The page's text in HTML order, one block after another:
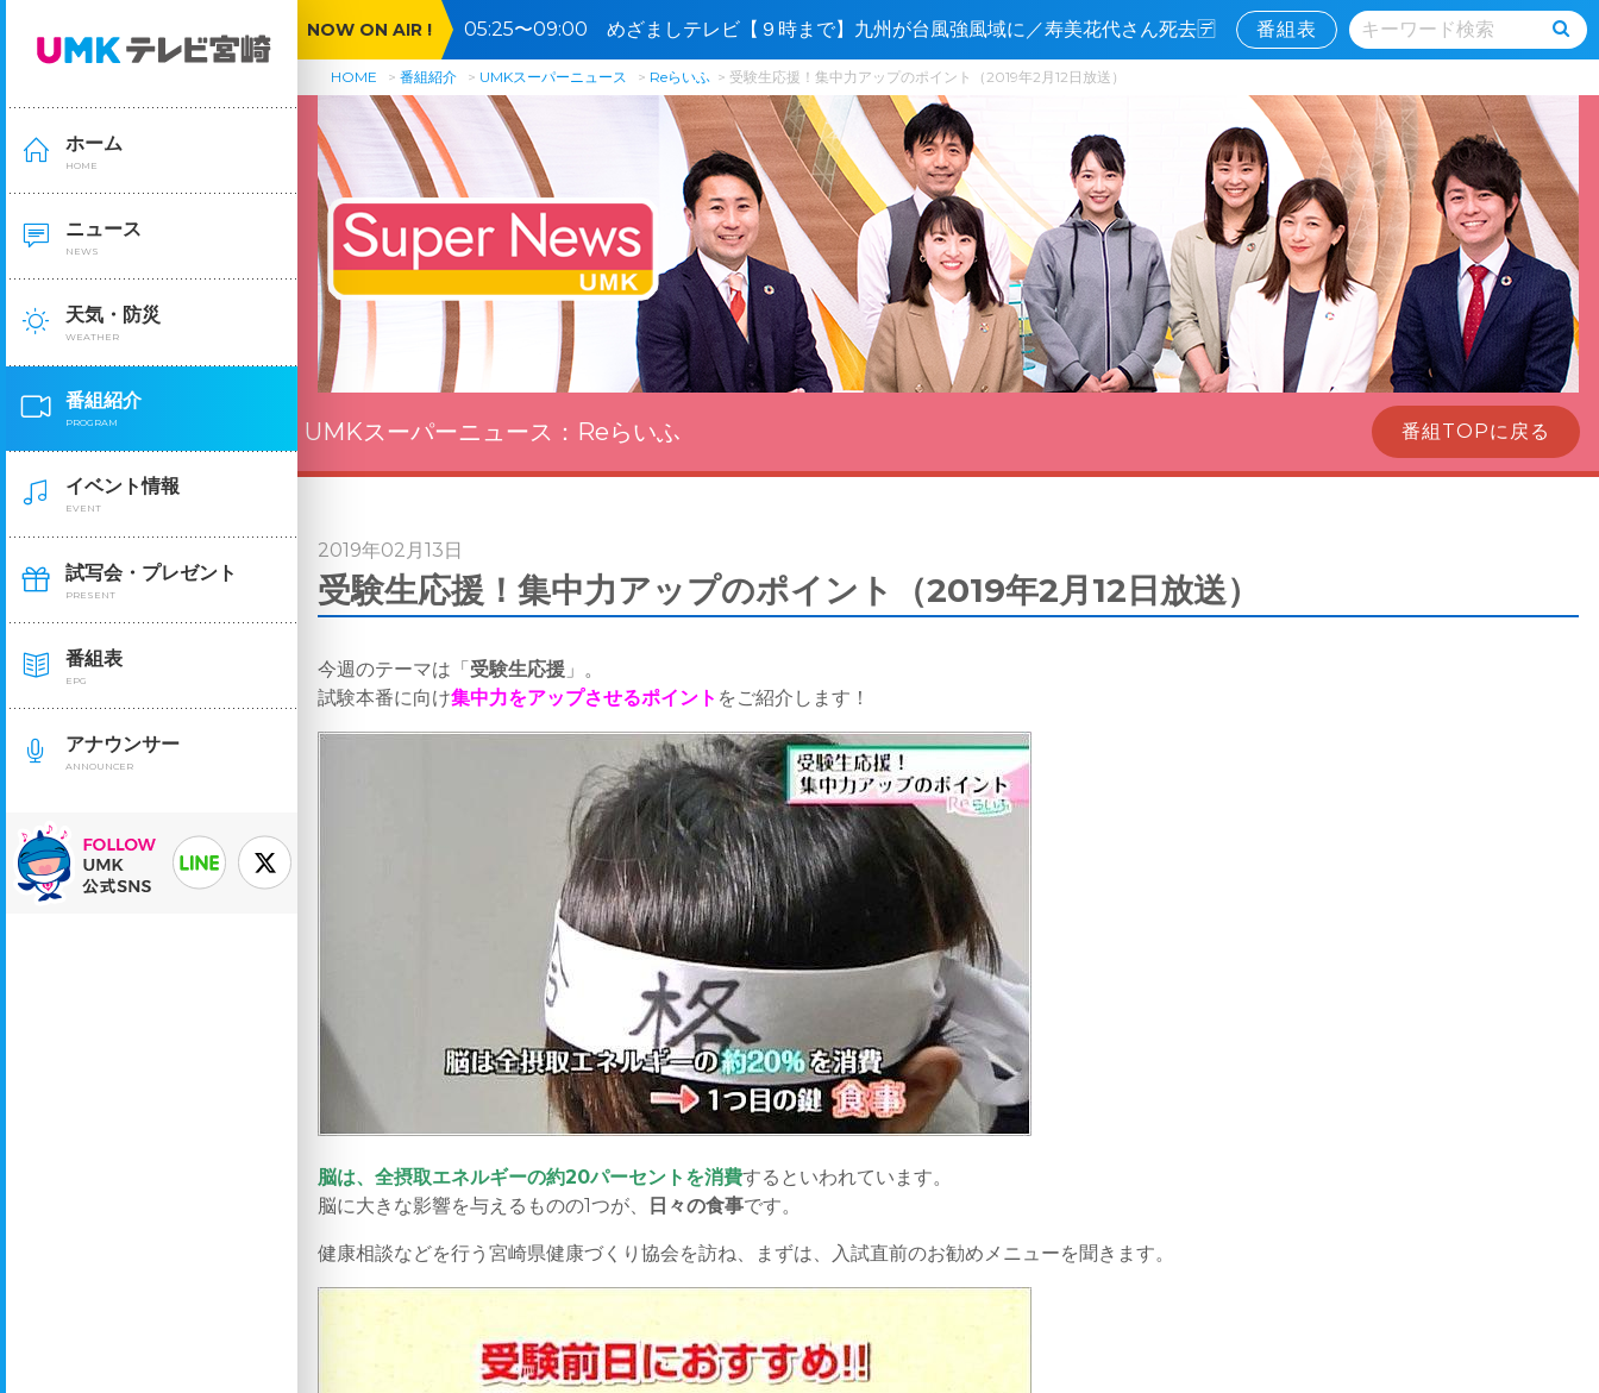
ホーム
HOME
ニュース
NEWS
天気・防災
WEATHER
番組紹介
PROGRAM
イベント情報
EVENT
試写会・プレゼント
PRESENT
番組表
EPG
アナウンサー
ANNOUNCER
NOW ON AIR ! 05:25〜09:00 めざましテレビ【９時まで】九州が台風強風域に／寿美花代さん死去🈓 番組表
HOME 番組紹介 UMKスーパーニュース Reらいふ 受験生応援！集中力アップのポイント（2019年2月12日放送）
UMKスーパーニュース： Reらいふ 番組TOPに戻る
2019年02月13日
受験生応援！集中力アップのポイント（2019年2月12日放送）
今週のテーマは「 受験生応援 」。
試験本番に向け集中力をアップさせるポイント をご紹介します！
脳は、全摂取エネルギーの約20パーセントを消費するといわれています。
脳に大きな影響を与えるものの1つが、
日々の食事です。
健康相談などを行う宮崎県健康づくり協会を訪ね、まずは、入試直前のお勧めメニューを聞きます。